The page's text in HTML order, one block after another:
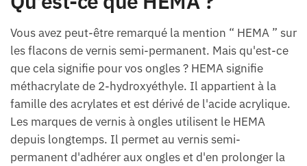
Vous avez peut-être remarqué la mention “ HEMA ” sur
les flacons de vernis semi-permanent. Mais qu'est-ce
que cela signifie pour vos ongles ? HEMA signifie
méthacrylate de 2-hydroxyéthyle. Il appartient à la
famille des acrylates et est dérivé de l'acide acrylique.
Les marques de vernis à ongles utilisent le HEMA
depuis longtemps. Il permet au vernis semi-
permanent d'adhérer aux ongles et d'en prolonger la